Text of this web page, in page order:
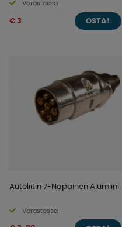
Varastossa
€ 3 OSTA!
Autoliitin 7-Napainen Alumiini
Varastossa